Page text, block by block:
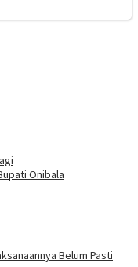
Onibala
Belum Pasti